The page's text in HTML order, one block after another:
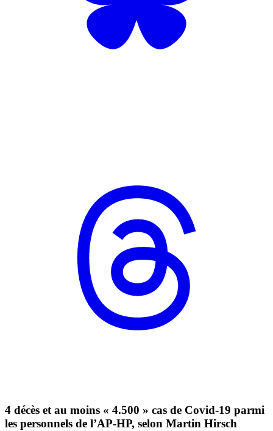
4 décès et au moins « 4.500 » cas de Covid-19 parmi
les personnels de l’AP-HP, selon Martin Hirsch